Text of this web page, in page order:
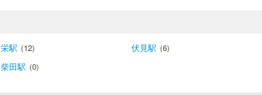
栄駅 (12) 伏見駅 (6)
柴田駅 (0)